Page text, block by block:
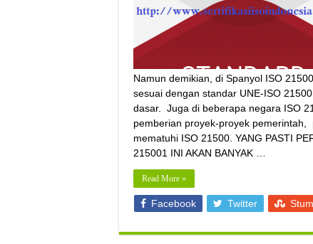
Namun demikian, di Spanyol ISO
sesuai dengan standar UNE-ISO
dasar. Juga di beberapa negara ISO
pemberian proyek-proyek
mematuhi ISO 21500. YANG PASTI
215001 INI AKAN BANYAK …
Read More »
Facebook Twitter